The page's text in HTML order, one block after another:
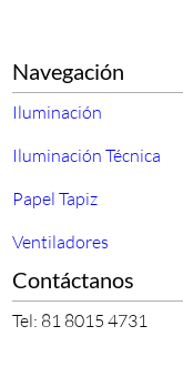
Navegación
Iluminación
Iluminación Técnica
Papel Tapiz
Ventiladores
Contáctanos
Tel: 81 8015 4731